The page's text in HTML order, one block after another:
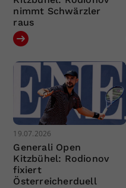
nimmt Schwärzler
raus
19.07.2026
Generali Open
Kitzbühel: Rodionov
fixiert
Österreicherduell